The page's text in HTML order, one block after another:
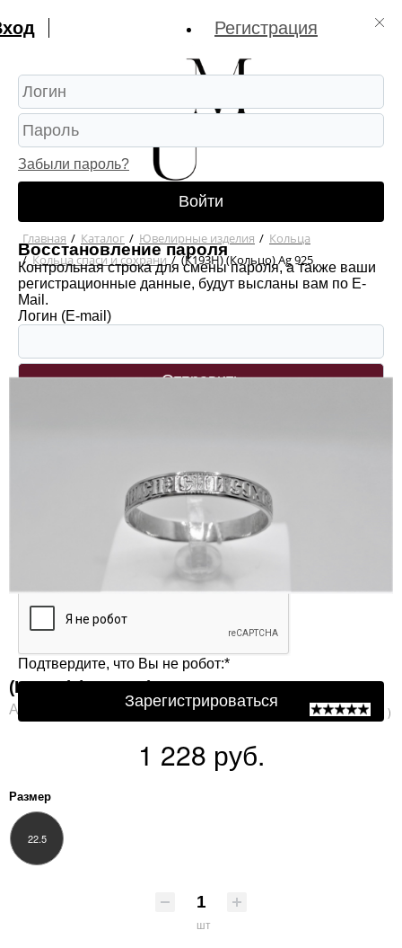
Главная / Каталог / Ювелирные изделия / Кольца
/ Кольца спаси и сохрани / (К193Н) (Кольцо) Ag 925
(К193Н) (Кольцо) Ag 925
Артикул: К193Н ( 0 )
1 228 руб.
Размер
22.5
шт
Регистрация
Забыли пароль?
Войти
Восстановление пароля
Контрольная строка для смены пароля, а также ваши
регистрационные данные, будут высланы вам по E-
Mail.
Логин (E-mail)
Защита от автоматической регистрации
Подтвердите, что Вы не робот:*
Зарегистрироваться